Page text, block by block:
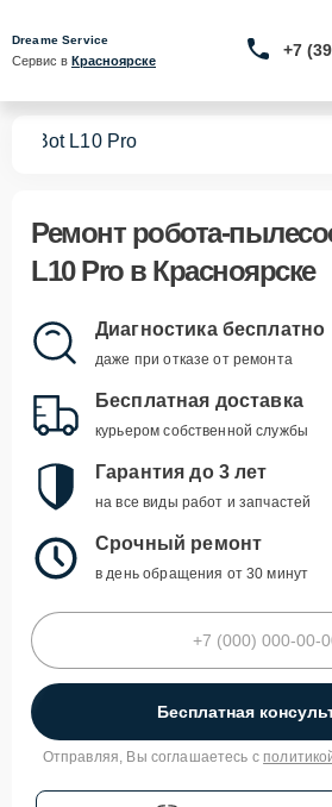
Dreame Service
Сервис в Красноярске
+7
Bot L10 Pro
Ремонт робота-
L10 Proв Красноярске
Диагностика бесплатно
даже при отказе от ремонта
Бесплатная доставка
курьером собственной службы
Гарантия до 3 лет
на все виды работ и запчастей
Срочный ремонт
в день обращения от 30 минут
Бесплатная
Отправляя, Вы соглашаетесь с